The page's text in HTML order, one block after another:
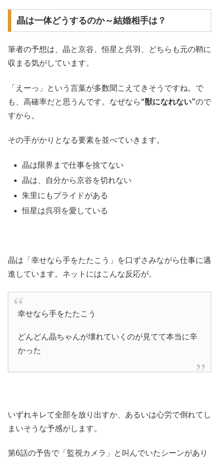
晶は一体どうするのか～結婚相手は？
筆者の予想は、晶と京谷、恒星と呉羽、どちらも元の鞘に
収まる気がしています。
「えーっ」という言葉が多数聞こえてきそうですね。で
も、高確率だと思うんです。なぜなら“獣になれない”ので
すから。
その手がかりとなる要素を並べていきます。
晶は限界まで仕事を捨てない
晶は、自分から京谷を切れない
朱里にもプライドがある
恒星は呉羽を愛している
晶は「幸せなら手をたたこう」を口ずさみながら仕事に邁
進しています。ネットにはこんな反応が。
幸せなら手をたたこう
どんどん晶ちゃんが壊れていくのが見てて本当に辛
かった
いずれキレて全部を放り出すか、あるいは心労で倒れてし
まいそうな予感がします。
第6話の予告で「監視カメラ」と叫んでいたシーンがあり